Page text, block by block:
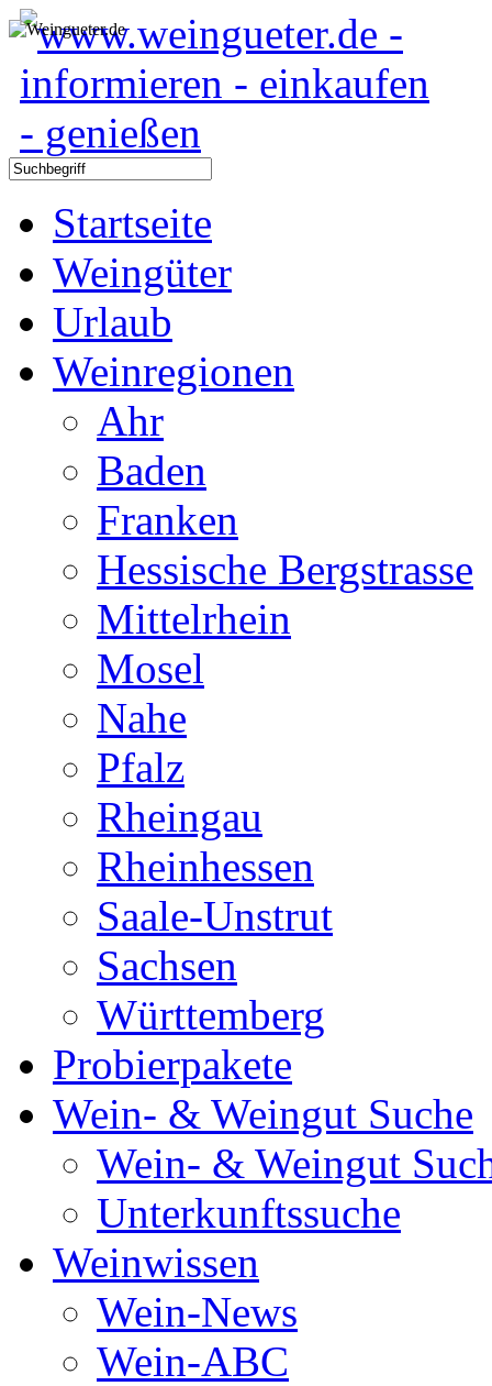
Startseite
Weingüter
Urlaub
Weinregionen
Ahr
Baden
Franken
Hessische Bergstrasse
Mittelrhein
Mosel
Nahe
Pfalz
Rheingau
Rheinhessen
Saale-Unstrut
Sachsen
Württemberg
Probierpakete
Wein- & Weingut Suche
Wein- & Weingut
Unterkunftssuche
Weinwissen
Wein-News
Wein-ABC